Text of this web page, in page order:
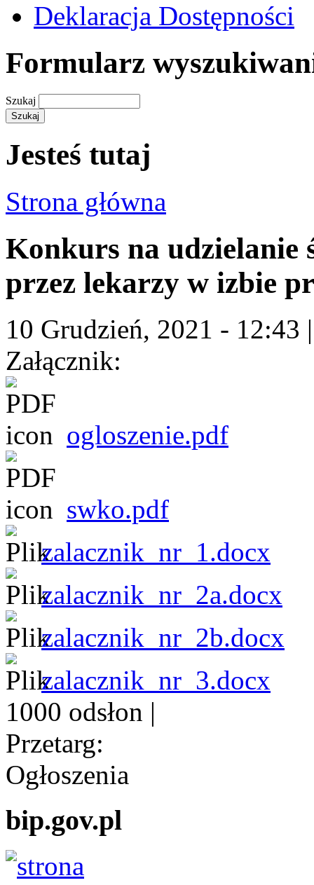
Deklaracja Dostępności
Formularz
Szukaj
Jesteś tutaj
Strona główna
Konkurs na udzielanie
przez lekarzy w izbie
10 Grudzień, 2021 - 12:43
Załącznik:
ogloszenie.pdf
swko.pdf
zalacznik_nr_1.docx
zalacznik_nr_2a.docx
zalacznik_nr_2b.docx
zalacznik_nr_3.docx
1000 odsłon |
Przetarg:
Ogłoszenia
bip.gov.pl